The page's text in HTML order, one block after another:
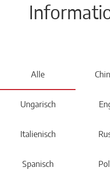
Alle
Ungarisch
Italienisch
Spanisch